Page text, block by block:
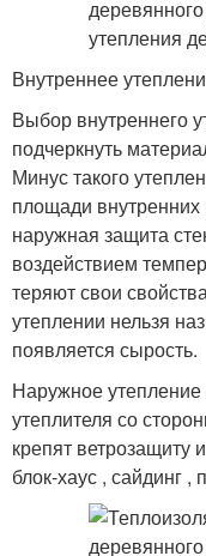
Внутреннее
Выбор внутреннего
подчеркнуть
Минус такого
площади
наружная защита
воздействием
теряют свои
утеплении нельзя
появляется сырость.
Наружное
утеплителя со
крепят
блок-хаус , сайдинг